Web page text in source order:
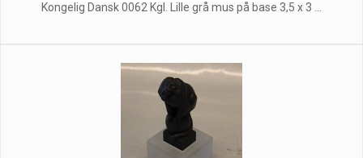
Kongelig Dansk 0062 Kgl. Lille grå mus på base 3,5 x 3 ...